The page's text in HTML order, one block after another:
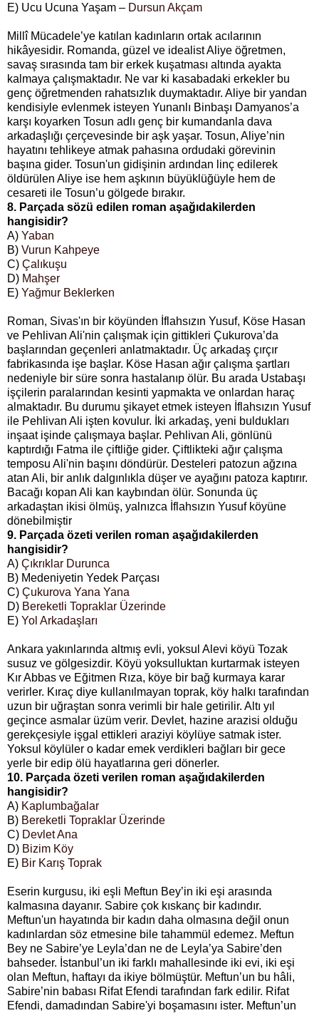
E) Ucu Ucuna Yaşam – Dursun Akçam
Millî Mücadele’ye katılan kadınların ortak acılarının
hikâyesidir. Romanda, güzel ve idealist Aliye öğretmen,
savaş sırasında tam bir erkek kuşatması altında ayakta
kalmaya çalışmaktadır. Ne var ki kasabadaki erkekler bu
genç öğretmenden rahatsızlık duymaktadır. Aliye bir yandan
kendisiyle evlenmek isteyen Yunanlı Binbaşı Damyanos’a
karşı koyarken Tosun adlı genç bir kumandanla dava
arkadaşlığı çerçevesinde bir aşk yaşar. Tosun, Aliye’nin
hayatını tehlikeye atmak pahasına ordudaki görevinin
başına gider. Tosun'un gidişinin ardından linç edilerek
öldürülen Aliye ise hem aşkının büyüklüğüyle hem de
cesareti ile Tosun’u gölgede bırakır.
8. Parçada sözü edilen roman aşağıdakilerden
hangisidir?
A) Yaban
B) Vurun Kahpeye
C) Çalıkuşu
D) Mahşer
E) Yağmur Beklerken
Roman, Sivas'ın bir köyünden İflahsızın Yusuf, Köse Hasan
ve Pehlivan Ali'nin çalışmak için gittikleri Çukurova’da
başlarından geçenleri anlatmaktadır. Üç arkadaş çırçır
fabrikasında işe başlar. Köse Hasan ağır çalışma şartları
nedeniyle bir süre sonra hastalanıp ölür. Bu arada Ustabaşı
işçilerin paralarından kesinti yapmakta ve onlardan haraç
almaktadır. Bu durumu şikayet etmek isteyen İflahsızın Yusuf
ile Pehlivan Ali işten kovulur. İki arkadaş, yeni buldukları
inşaat işinde çalışmaya başlar. Pehlivan Ali, gönlünü
kaptırdığı Fatma ile çiftliğe gider. Çiftlikteki ağır çalışma
temposu Ali'nin başını döndürür. Desteleri patozun ağzına
atan Ali, bir anlık dalgınlıkla düşer ve ayağını patoza kaptırır.
Bacağı kopan Ali kan kaybından ölür. Sonunda üç
arkadaştan ikisi ölmüş, yalnızca İflahsızın Yusuf köyüne
dönebilmiştir
9. Parçada özeti verilen roman aşağıdakilerden
hangisidir?
A) Çıkrıklar Durunca
B) Medeniyetin Yedek Parçası
C) Çukurova Yana Yana
D) Bereketli Topraklar Üzerinde
E) Yol Arkadaşları
Ankara yakınlarında altmış evli, yoksul Alevi köyü Tozak
susuz ve gölgesizdir. Köyü yoksulluktan kurtarmak isteyen
Kır Abbas ve Eğitmen Rıza, köye bir bağ kurmaya karar
verirler. Kıraç diye kullanılmayan toprak, köy halkı tarafından
uzun bir uğraştan sonra verimli bir hale getirilir. Altı yıl
geçince asmalar üzüm verir. Devlet, hazine arazisi olduğu
gerekçesiyle işgal ettikleri araziyi köylüye satmak ister.
Yoksul köylüler o kadar emek verdikleri bağları bir gece
yerle bir edip ölü hayatlarına geri dönerler.
10. Parçada özeti verilen roman aşağıdakilerden
hangisidir?
A) Kaplumbağalar
B) Bereketli Topraklar Üzerinde
C) Devlet Ana
D) Bizim Köy
E) Bir Karış Toprak
Eserin kurgusu, iki eşli Meftun Bey’in iki eşi arasında
kalmasına dayanır. Sabire çok kıskanç bir kadındır.
Meftun'un hayatında bir kadın daha olmasına değil onun
kadınlardan söz etmesine bile tahammül edemez. Meftun
Bey ne Sabire’ye Leyla’dan ne de Leyla’ya Sabire’den
bahseder. İstanbul’un iki farklı mahallesinde iki evi, iki eşi
olan Meftun, haftayı da ikiye bölmüştür. Meftun’un bu hâli,
Sabire’nin babası Rifat Efendi tarafından fark edilir. Rifat
Efendi, damadından Sabire'yi boşamasını ister. Meftun’un